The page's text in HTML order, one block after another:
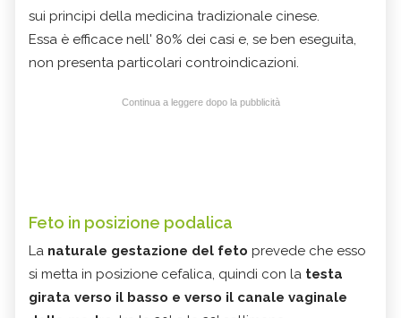
sui principi della medicina tradizionale cinese.
Essa è efficace nell' 80% dei casi e, se ben eseguita,
non presenta particolari controindicazioni.
Continua a leggere dopo la pubblicità
Feto in posizione podalica
La naturale gestazione del feto prevede che esso
si metta in posizione cefalica, quindi con la testa
girata verso il basso e verso il canale vaginale